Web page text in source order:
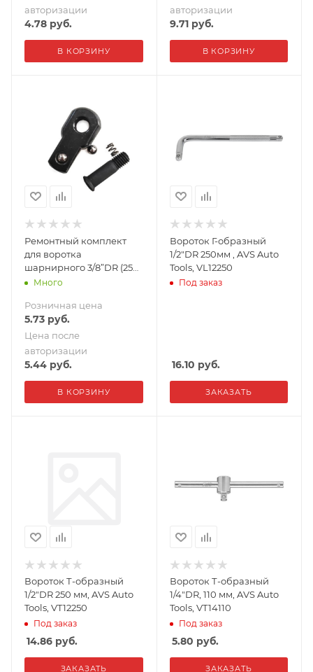
авторизации
4.78 руб.
В КОРЗИНУ
авторизации
9.71руб.
В КОРЗИНУ
Ремонтный комплект
для воротка
шарнирного 3/8”DR (250
мм) AVS RKV38250
Много
Розничная цена
5.73 руб.
Цена после
авторизации
5.44 руб.
В КОРЗИНУ
Вороток Г-образный
1/2"DR 250мм , AVS Auto
Tools, VL12250
Под заказ
16.10 руб.
ЗАКАЗАТЬ
Вороток Т-образный
1/2"DR 250 мм, AVS Auto
Tools, VT12250
Под заказ
14.86 руб.
ЗАКАЗАТЬ
Вороток Т-образный
1/4"DR, 110 мм, AVS Auto
Tools, VT14110
Под заказ
5.80 руб.
ЗАКАЗАТЬ